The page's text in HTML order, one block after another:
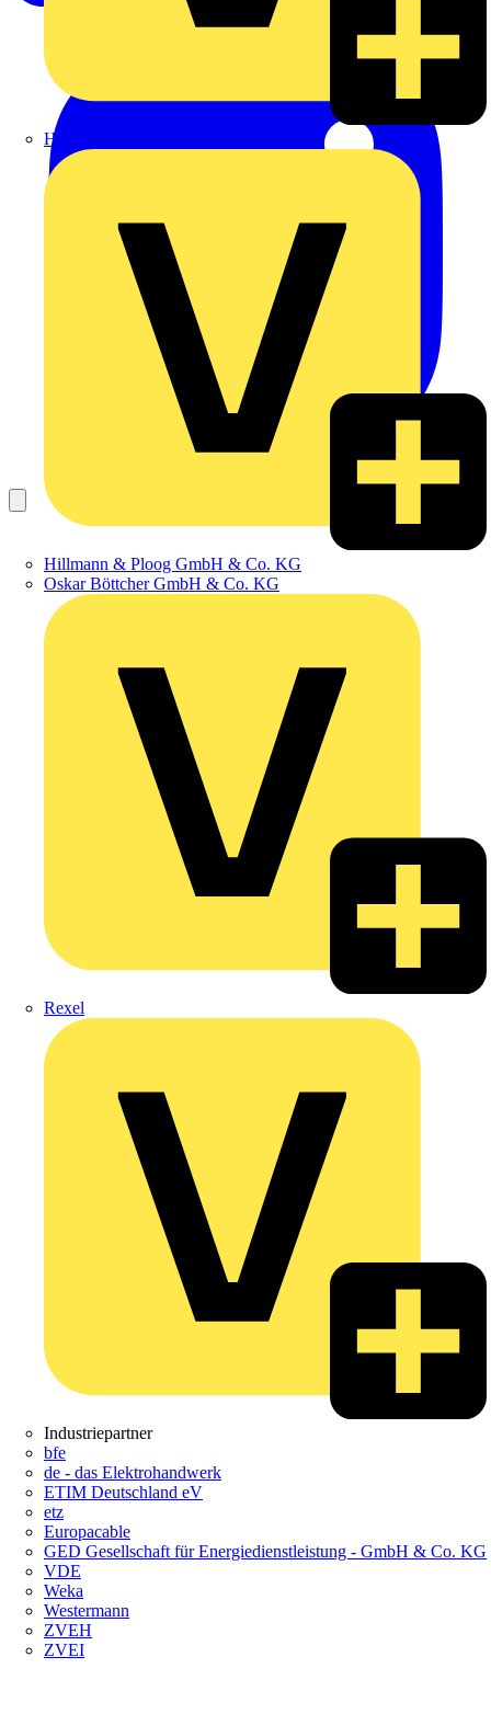
Heinrich Häusler GmbH
Hillmann & Ploog GmbH & Co. KG
Oskar Böttcher GmbH & Co. KG
Rexel
Industriepartner
bfe
de - das Elektrohandwerk
ETIM Deutschland eV
etz
Europacable
GED Gesellschaft für Energiedienstleistung - GmbH & Co. KG
VDE
Weka
Westermann
ZVEH
ZVEI